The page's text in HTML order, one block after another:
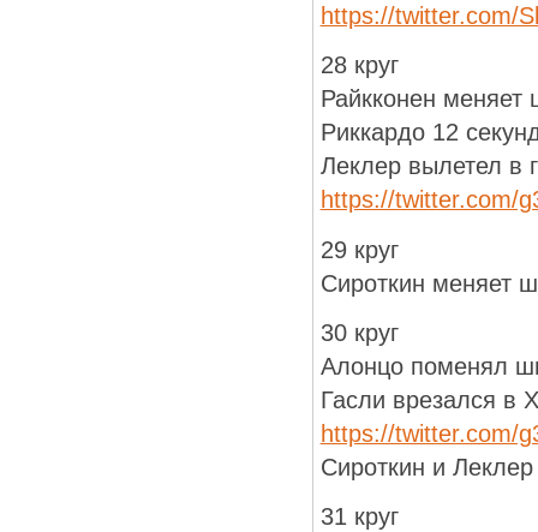
https://twitter.com/
28 круг
Райкконен
Риккардо 12
Леклер вылетел в
https://twitter.com/
29 круг
Сироткин меняет
30 круг
Алонцо поменял
Гасли врезался в
https://twitter.com/
Сироткин и
31 круг